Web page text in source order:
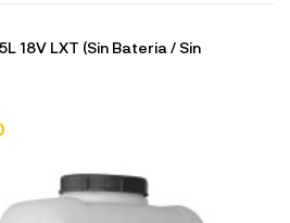
18V LXT (Sin Bateria / Sin